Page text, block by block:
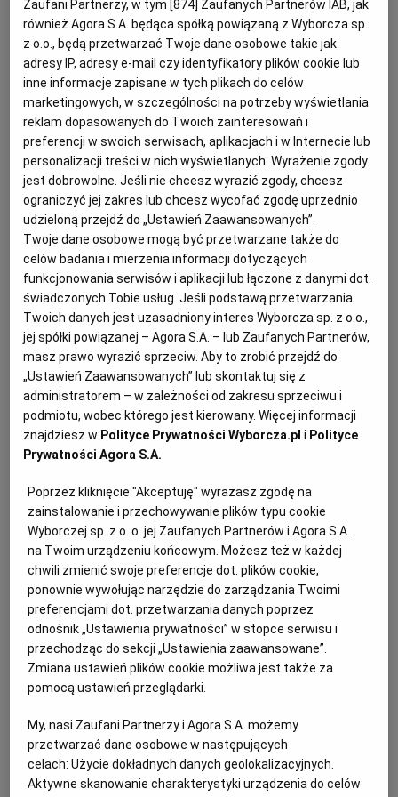
DOMOWE PRZETWORY
SOST, DIPY I INNE DODATKI
KUCHNIA MEKSYKAŃSKA
KUCHNIA INDYJSKA
KUCHNIA HISZPAŃSKA
KUCHNIA NIEMIECKA
GLIWICE
GORZÓW WIELKOPOLSKI
KALISZ
KATOWICE
KIELCE
KOSZALIN
KRAKÓW
LUBLIN
OLSZTYN
OPOLE
PŁOCK
POZNAŃ
RADOM
RYBNIK
WYBORCZA TV I VOD
TYLKO ZDROWIE
KSIĄŻKI. MAGAZYN DO CZYTANIA
NASZA EUROPA
SŁÓWKA. MAGAZYN O JĘZYKU
BIQDATA
JUTRONAUCI
ARCHIWUM
INNE SERWISY
GAZETA.PL
TOK FM
SPORT.PL
PUBLIO.PL
KULTURALNYSKLEP.PL
DZIECKO
ZDROWIE
POGODA
PODRÓŻE
WIDEO
FORUM
Szparagi są lekkostrawne i niskokaloryczne. Na dodatek
koją nerwy i działają przeciwreumatycznie. No i ten
smak! Nic dziwnego, że wszyscy je uwielbiamy.
Które wybrać:
Na straganach znajdziemy szparagi białe, zielone lub
fioletowe. Ich kolor zależy od ilości światła słonecznego,
które dociera do nich podczas wzrastania. Białe
uprawiane są w kopcach, zielone na słońcu, a fioletowe
wystawiane są na światło słoneczne jedynie na krótki
czas. Ta ostatnia odmiana ma najwięcej asparaginy,
która nadaje jej intensywniejszy smak i zapach od
pozostałych odmian szparagów oraz leciutką słodycz.
Za najwykwintniejsza uchodzą jednak zielone szparagi.
Choć szparagi można kupić już od końca marca, to
najsmaczniejsze i najbogatsze w wartości odżywcze są
Zaufani Partnerzy, w tym [874] Zaufanych Partnerów IAB, jak
również Agora S.A. będąca spółką powiązaną z Wyborcza sp.
z o.o., będą przetwarzać Twoje dane osobowe takie jak
adresy IP, adresy e-mail czy identyfikatory plików cookie lub
inne informacje zapisane w tych plikach do celów
marketingowych, w szczególności na potrzeby wyświetlania
reklam dopasowanych do Twoich zainteresowań i
preferencji w swoich serwisach, aplikacjach i w Internecie lub
personalizacji treści w nich wyświetlanych. Wyrażenie zgody
jest dobrowolne. Jeśli nie chcesz wyrazić zgody, chcesz
ograniczyć jej zakres lub chcesz wycofać zgodę uprzednio
udzieloną przejdź do „Ustawień Zaawansowanych”.
Twoje dane osobowe mogą być przetwarzane także do
celów badania i mierzenia informacji dotyczących
funkcjonowania serwisów i aplikacji lub łączone z danymi dot.
świadczonych Tobie usług. Jeśli podstawą przetwarzania
Twoich danych jest uzasadniony interes Wyborcza sp. z o.o.,
jej spółki powiązanej – Agora S.A. – lub Zaufanych Partnerów,
masz prawo wyrazić sprzeciw. Aby to zrobić przejdź do
„Ustawień Zaawansowanych” lub skontaktuj się z
administratorem – w zależności od zakresu sprzeciwu i
podmiotu, wobec którego jest kierowany. Więcej informacji
znajdziesz w Polityce Prywatności Wyborcza.pl i Polityce
Prywatności Agora S.A.
Poprzez kliknięcie "Akceptuję" wyrażasz zgodę na
zainstalowanie i przechowywanie plików typu cookie
Wyborczej sp. z o. o. jej Zaufanych Partnerów i Agora S.A.
na Twoim urządzeniu końcowym. Możesz też w każdej
chwili zmienić swoje preferencje dot. plików cookie,
ponownie wywołując narzędzie do zarządzania Twoimi
preferencjami dot. przetwarzania danych poprzez
odnośnik „Ustawienia prywatności” w stopce serwisu i
przechodząc do sekcji „Ustawienia zaawansowane”.
Zmiana ustawień plików cookie możliwa jest także za
pomocą ustawień przeglądarki.
My, nasi Zaufani Partnerzy i Agora S.A. możemy
przetwarzać dane osobowe w następujących
celach:Użycie dokładnych danych geolokalizacyjnych.
Aktywne skanowanie charakterystyki urządzenia do celów